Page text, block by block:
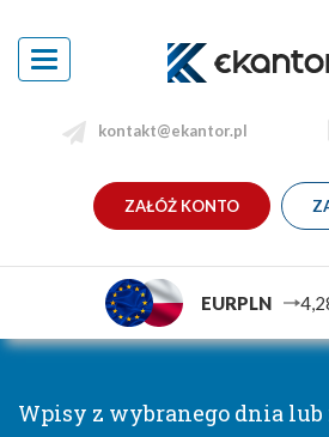
Toggle
navigation
kontakt@ekantor.pl
ZAŁÓŻ KONTO
EURPLN
Wpisy z wybranego dnia